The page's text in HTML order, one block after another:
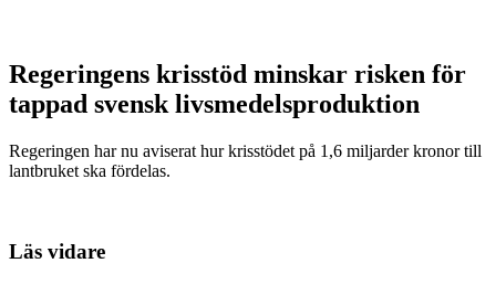
Regeringens krisstöd minskar risken för
tappad svensk livsmedelsproduktion
Regeringen har nu aviserat hur krisstödet på 1,6 miljarder kronor till
lantbruket ska fördelas.
Läs vidare